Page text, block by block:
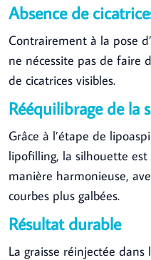
Absence de
Contrairement à la pose
ne nécessite pas de faire
de cicatrices visibles.
Rééquilibrage de la
Grâce à l’étape de
lipofilling, la silhouette
manière harmonieuse,
courbes plus galbées.
Résultat durable
La graisse réinjectée